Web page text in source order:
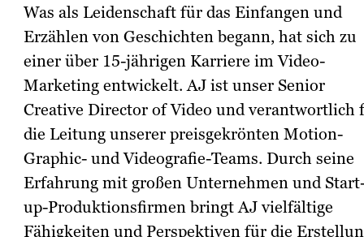
Was als Leidenschaft für das Einfangen und
Erzählen von Geschichten begann, hat sich zu
einer über 15-jährigen Karriere im Video-
Marketing entwickelt. AJ ist unser Senior
Creative Director of Video und verantwortlich
die Leitung unserer preisgekrönten Motion-
Graphic- und Videografie-Teams. Durch seine
Erfahrung mit großen Unternehmen und
up-Produktionsfirmen bringt AJ vielfältige
Fähigkeiten und Perspektiven für die